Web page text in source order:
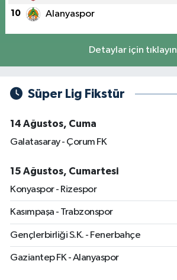
10 Alanyaspor
Detaylar için tıklayın
Süper Lig Fikstür
14 Ağustos, Cuma
Galatasaray - Çorum FK
15 Ağustos, Cumartesi
Konyaspor - Rizespor
Kasımpaşa - Trabzonspor
Gençlerbirliği S.K. - Fenerbahçe
Gaziantep FK - Alanyaspor